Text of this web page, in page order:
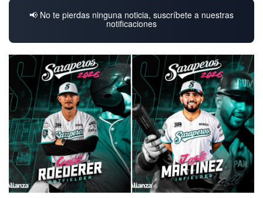
📢 No te pierdas ninguna noticia, suscríbete a nuestras
notificaciones